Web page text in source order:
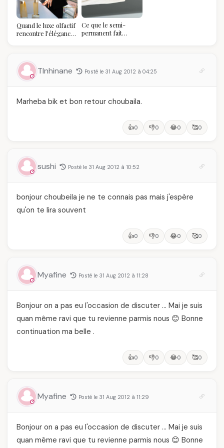
Quand le luxe olfactif
rencontre l’élégance
temps
Ce que le semi-
permanent fait
TInhinane Posté le 31 Aug 2012 à 04:25
Marheba bik et bon retour choubaila.
👍0 👎0 😂0 🥰0
sushi Posté le 31 Aug 2012 à 10:52
bonjour choubeila je ne te connais pas mais j'espère
qu'on te lira souvent
👍0 👎0 😂0 🥰0
Myafine Posté le 31 Aug 2012 à 11:28
Bonjour on a pas eu l'occasion de discuter … Mai je suis
quan même ravi que tu revienne parmis nous 😊 Bonne
continuation ma belle .
👍0 👎0 😂0 🥰0
Myafine Posté le 31 Aug 2012 à 11:29
Bonjour on a pas eu l'occasion de discuter … Mai je suis
quan même ravi que tu revienne parmis nous 😊 Bonne